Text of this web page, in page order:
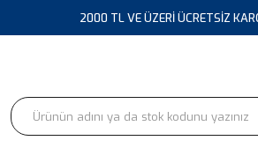
2000 TL VE ÜZERİ ÜCRETSİZ